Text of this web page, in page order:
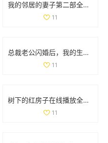
我的邻居的妻子第二部全集剧情回顾与精彩看点盘点
11
总裁老公闪婚后，我的生活发生了怎样的改变与挑战
11
树下的红房子在线播放全集，感受温馨故事与精彩情节
11